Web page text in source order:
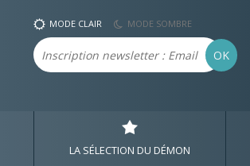
Profil et fiche
MODE CLAIR MODE SOMBRE
Email OK
LA SÉLECTION DU DÉMON